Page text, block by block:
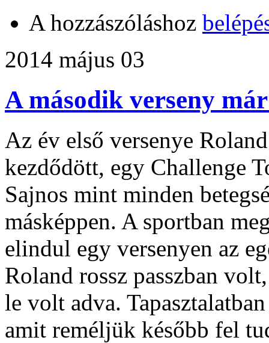
A hozzászóláshoz
2014 május 03
A második verseny
Az év első versenye
kezdődött, egy Challenge
Sajnos mint minden
másképpen. A sportban
elindul egy versenyen az
Roland rossz passzban
le volt adva.
amit reméljük később fel